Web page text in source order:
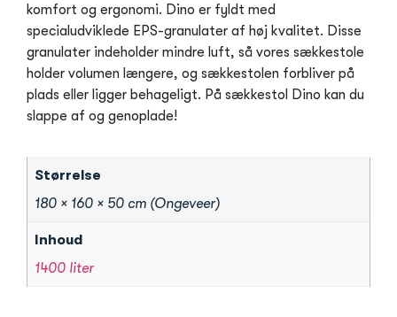
komfort og ergonomi. Dino er fyldt med
specialudviklede EPS-granulater af høj kvalitet. Disse
granulater indeholder mindre luft, så vores sækkestole
holder volumen længere, og sækkestolen forbliver på
plads eller ligger behageligt. På sækkestol Dino kan du
slappe af og genoplade!
Størrelse
180 × 160 × 50 cm (Ongeveer)
Inhoud
1400 liter